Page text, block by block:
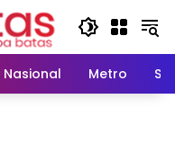
Nasional Metro